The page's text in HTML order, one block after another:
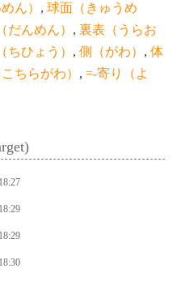
ん） , 球面（きゅうめ
だんめん） , 裏表（うらお
ちひょう） , 側（がわ） , 体
ちらがわ） , =-寄り（よ